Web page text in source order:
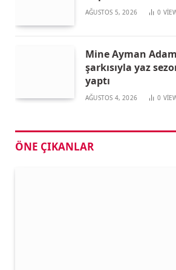
AĞUSTOS 5, 2026 0
Mine Ayman
şarkısıyla yaz
yaptı
AĞUSTOS 4, 2026 0
ÖNE ÇIKANLAR